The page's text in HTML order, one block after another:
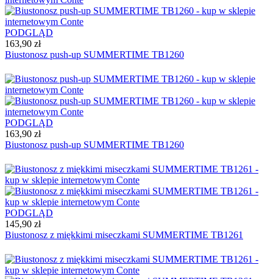
PODGLĄD
163,90 zł
Biustonosz push-up SUMMERTIME TB1260
PODGLĄD
163,90 zł
Biustonosz push-up SUMMERTIME TB1260
PODGLĄD
145,90 zł
Biustonosz z miękkimi miseczkami SUMMERTIME TB1261